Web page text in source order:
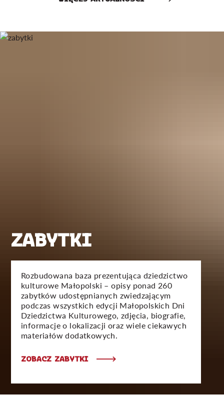
ZABYTKI
Rozbudowana baza prezentująca dziedzictwo
kulturowe Małopolski – opisy ponad 260
zabytków udostępnianych zwiedzającym
podczas wszystkich edycji Małopolskich Dni
Dziedzictwa Kulturowego, zdjęcia, biografie,
informacje o lokalizacji oraz wiele ciekawych
materiałów dodatkowych.
ZOBACZ ZABYTKI